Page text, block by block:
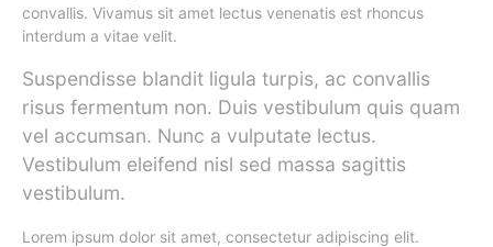
convallis. Vivamus sit amet lectus venenatis est rhoncus
interdum a vitae velit.
Suspendisse blandit ligula turpis, ac convallis
risus fermentum non. Duis vestibulum quis quam
vel accumsan. Nunc a vulputate lectus.
Vestibulum eleifend nisl sed massa sagittis
vestibulum.
Lorem ipsum dolor sit amet, consectetur adipiscing elit.